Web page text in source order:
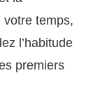
votre temps,
l’habitude
premiers